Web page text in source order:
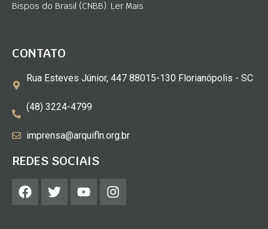
Bispos do Brasil (CNBB). Ler Mais
CONTATO
Rua Esteves Júnior, 447 88015-130 Florianópolis - SC
(48) 3224-4799
imprensa@arquifln.org.br
REDES SOCIAIS